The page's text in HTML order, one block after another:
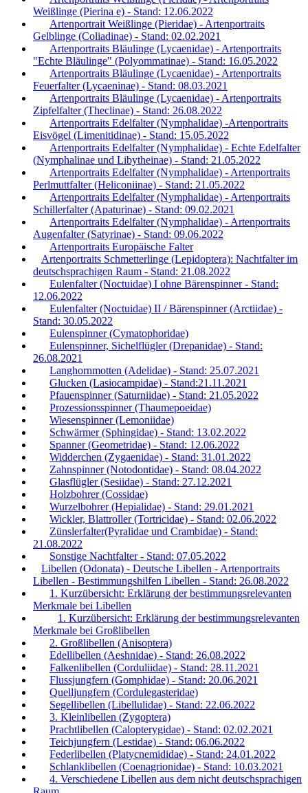
Weißlinge (Pierina e) - Stand: 12.06.2022
Artenportrait Weißlinge (Pieridae) - Artenportraits
Gelblinge (Coliadinae) - Stand: 02.02.2021
Artenportraits Bläulinge (Lycaenidae) - Artenportraits
"Echte Bläulinge" (Polyommatinae) - Stand: 16.05.2022
Artenportraits Bläulinge (Lycaenidae) - Artenportraits
Feuerfalter (Lycaeninae) - Stand: 08.03.2021
Artenportraits Bläulinge (Lycaenidae) - Artenportraits
Zipfelfalter (Theclinae) - Stand: 26.08.2022
Artenportraits Edelfalter (Nymphalidae) -Artenportraits
Eisvögel (Limenitidinae) - Stand: 15.05.2022
Artenportraits Edelfalter (Nymphalidae) - Echte Edelfalter
(Nymphalinae und Libytheinae) - Stand: 21.05.2022
Artenportraits Edelfalter (Nymphalidae) - Artenportraits
Perlmuttfalter (Heliconiinae) - Stand: 21.05.2022
Artenportraits Edelfalter (Nymphalidae) - Artenportraits
Schillerfalter (Apaturinae) - Stand: 09.02.2021
Artenportraits Edelfalter (Nymphalidae) - Artenportraits
Augenfalter (Satyrinae) - Stand: 09.06.2022
Artenportraits Europäische Falter
Artenportraits Schmetterlinge (Lepidoptera): Nachtfalter im
deutschsprachigen Raum - Stand: 21.08.2022
Eulenfalter (Noctuidae) I ohne Bärenspinner - Stand:
12.06.2022
Eulenfalter (Noctuidae) II / Bärenspinner (Arctiidae) -
Stand: 30.05.2022
Eulenspinner (Cymatophoridae)
Eulenspinner, Sichelflügler (Drepanidae) - Stand:
26.08.2021
Langhornmotten (Adelidae) - Stand: 25.07.2021
Glucken (Lasiocampidae) - Stand:21.11.2021
Pfauenspinner (Saturniidae) - Stand: 21.05.2022
Prozessionsspinner (Thaumepoeidae)
Wiesenspinner (Lemoniidae)
Schwärmer (Sphingidae) - Stand: 13.02.2022
Spanner (Geometridae) - Stand: 12.06.2022
Widderchen (Zygaenidae) - Stand: 31.01.2022
Zahnspinner (Notodontidae) - Stand: 08.04.2022
Glasflügler (Sesiidae) - Stand: 27.12.2021
Holzbohrer (Cossidae)
Wurzelbohrer (Hepialidae) - Stand: 29.01.2021
Wickler, Blattroller (Tortricidae) - Stand: 02.06.2022
Zünslerfalter(Pyralidae und Crambidae) - Stand:
21.08.2022
Sonstige Nachtfalter - Stand: 07.05.2022
Libellen (Odonata) - Deutsche Libellen - Artenportraits
Libellen - Bestimmungshilfen Libellen - Stand: 26.08.2022
1. Kurzübersicht: Erklärung der bestimmungsrelevanten
Merkmale bei Libellen
1. Kurzübersicht: Erklärung der bestimmungsrelevanten
Merkmale bei Großlibellen
2. Großlibellen (Anisoptera)
Edellibellen (Aeshnidae) - Stand: 26.08.2022
Falkenlibellen (Corduliidae) - Stand: 28.11.2021
Flussjungfern (Gomphidae) - Stand: 20.06.2021
Quelljungfern (Cordulegasteridae)
Segellibellen (Libellulidae) - Stand: 22.06.2022
3. Kleinlibellen (Zygoptera)
Prachtlibellen (Calopterygidae) - Stand: 02.02.2021
Teichjungfern (Lestidae) - Stand: 06.06.2022
Federlibellen (Platycnemididae) - Stand: 24.01.2022
Schlanklibellen (Coenagrionidae) - Stand: 10.03.2021
4. Verschiedene Libellen aus dem nicht deutschsprachigen